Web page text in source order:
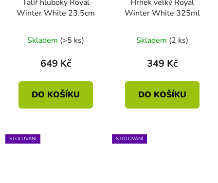
Talíř hluboký Royal
Winter White 23.5cm
Skladem (>5 ks)
649 Kč
DO KOŠÍKU
Hrnek velký Royal
Winter White 325ml
Skladem (2 ks)
349 Kč
DO KOŠÍKU
STOLOVÁNÍ STOLOVÁNÍ